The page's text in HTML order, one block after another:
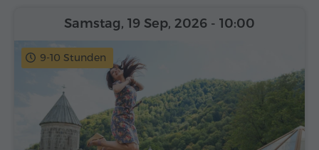
9-10 Stunden
Samstag, 19 Sep, 2026 - 10:00